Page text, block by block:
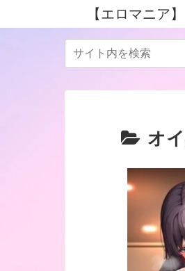
【エロマニア】
オ